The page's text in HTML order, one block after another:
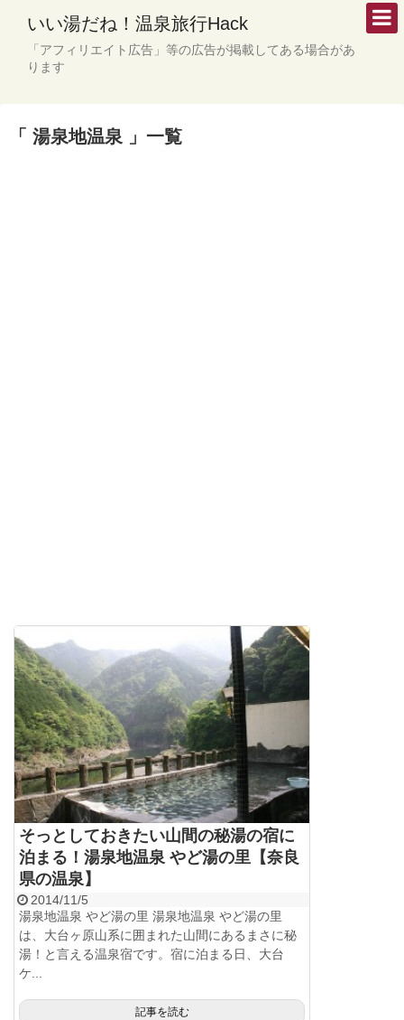
いい湯だね！温泉旅行Hack
「アフィリエイト広告」等の広告が掲載してある場合があ
ります
「 湯泉地温泉 」一覧
そっとしておきたい山間の秘湯の宿に
泊まる！湯泉地温泉 やど湯の里【奈良
県の温泉】
2014/11/5
湯泉地温泉 やど湯の里 湯泉地温泉 やど湯の里
は、大台ヶ原山系に囲まれた山間にあるまさに秘
湯！と言える温泉宿です。宿に泊まる日、大台
ケ...
記事を読む